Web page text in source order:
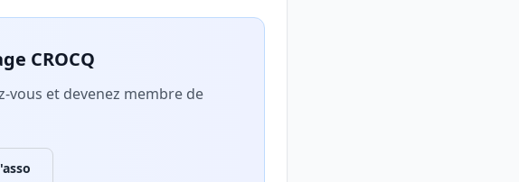
CROCQ
vous et devenez membre de